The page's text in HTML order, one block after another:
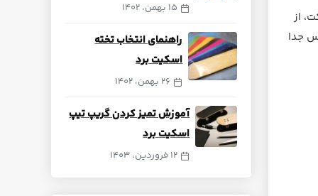
از
جدا
15 بهمن، 1402
راهنمای انتخاب تخته
اسکیت برد
26 بهمن، 1402
آموزش تمیز کردن گریپ تیپ
اسکیت برد
12 فروردین، 1403